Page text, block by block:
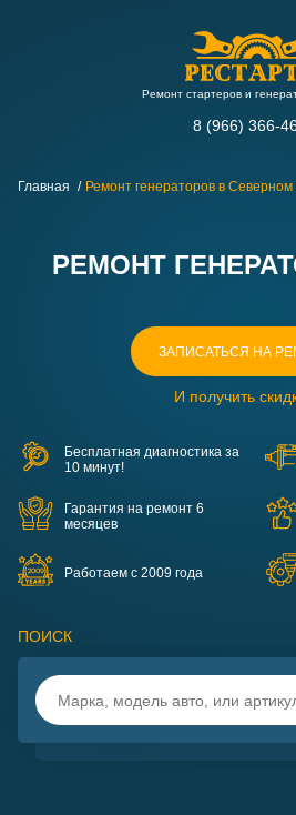
Ремонт стартеров и
8 (966) 366-
Главная Ремонт генераторов в
РЕМОНТ
ЗАПИСАТЬСЯ НА
И получить
Бесплатная диагностика за
10 минут!
Гарантия на ремонт 6
месяцев
Работаем с 2009 года
ПОИСК